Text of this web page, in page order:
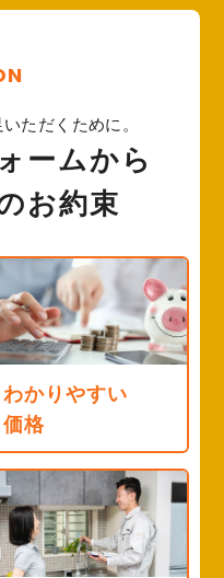
ただくために。
ームから
お約束
わかりやすい
価格